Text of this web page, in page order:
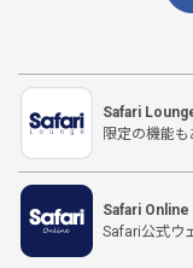
Safari
限定の機能
Safari Online
Safari公式ウ